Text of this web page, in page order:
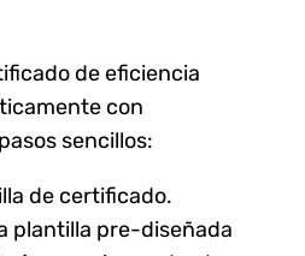
de eficiencia
con
sencillos:
de certificado.
plantilla pre-diseñada